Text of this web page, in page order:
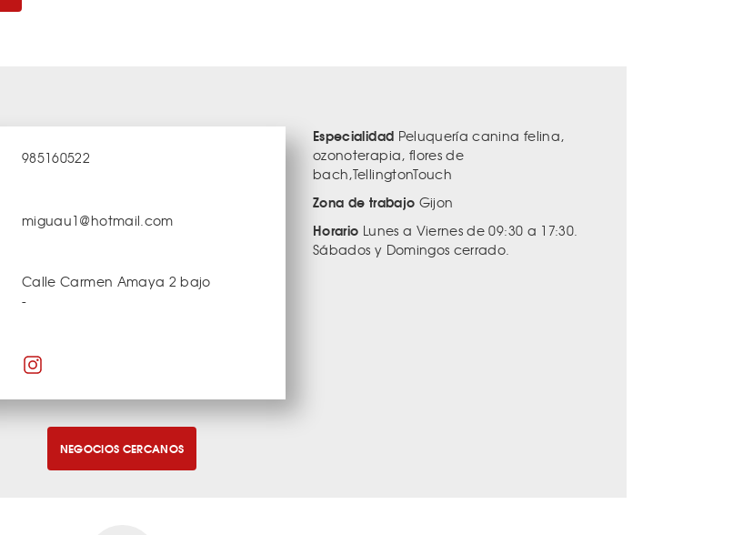
985160522
miguau1@hotmail.com
Calle Carmen Amaya 2 bajo
-
Especialidad Peluquería canina felina,
ozonoterapia, flores de
bach,TellingtonTouch
Zona de trabajo Gijon
Horario Lunes a Viernes de 09:30 a 17:30.
Sábados y Domingos cerrado.
NEGOCIOS CERCANOS